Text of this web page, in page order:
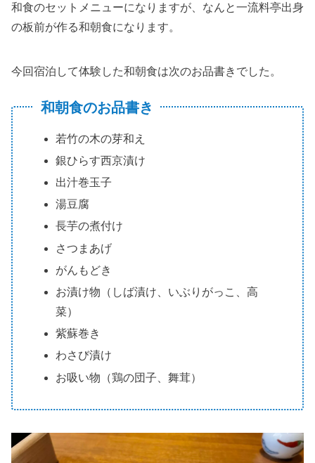
和食のセットメニューになりますが、なんと一流料亭出身
の板前が作る和朝食になります。
今回宿泊して体験した和朝食は次のお品書きでした。
和朝食のお品書き
若竹の木の芽和え
銀ひらす西京漬け
出汁巻玉子
湯豆腐
長芋の煮付け
さつまあげ
がんもどき
お漬け物（しば漬け、いぶりがっこ、高
菜）
紫蘇巻き
わさび漬け
お吸い物（鶏の団子、舞茸）